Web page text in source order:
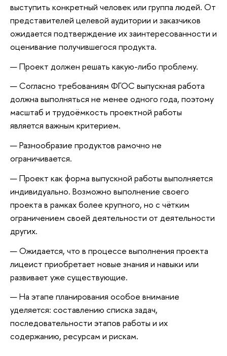
выступить конкретный человек или группа людей. От
представителей целевой аудитории и заказчиков
ожидается подтверждение их заинтересованности и
оценивание получившегося продукта.
Проект должен решать какую-либо проблему.
Согласно требованиям ФГОС выпускная работа
должна выполняться не менее одного года, поэтому
масштаб и трудоёмкость проектной работы
является важным критерием.
Разнообразие продуктов рамочно не
ограничивается.
Проект как форма выпускной работы выполняется
индивидуально. Возможно выполнение своего
проекта в рамках более крупного, но с чётким
ограничением своей деятельности от деятельности
других.
Ожидается, что в процессе выполнения проекта
лицеист приобретает новые знания и навыки или
развивает уже существующие.
На этапе планирования особое внимание
уделяется: составлению списка задач,
последовательности этапов работы и их
содержанию, ресурсам и рискам.